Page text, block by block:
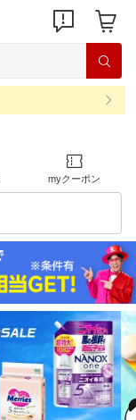
myクーポン